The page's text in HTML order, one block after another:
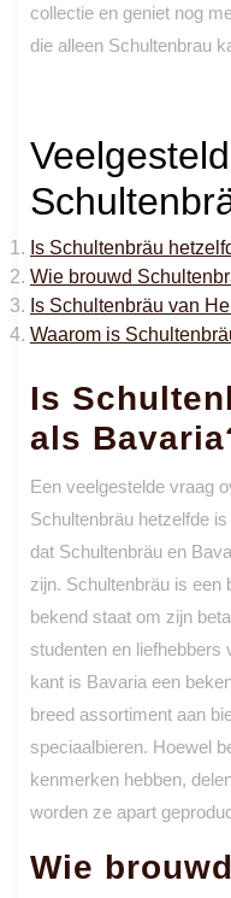
collectie en geniet nog
die alleen Schultenbrau
Is Schultenbräu
Wie brouwd
Is Schultenbräu van
Waarom is
Is
als
Een veelgestelde vraag
Schultenbräu hetzelfde
dat Schultenbräu en
zijn. Schultenbräu is een
bekend staat om zijn
studenten en liefhebbers
kant is Bavaria een
breed assortiment aan
speciaalbieren. Hoewel
kenmerken hebben,
worden ze apart
Wie